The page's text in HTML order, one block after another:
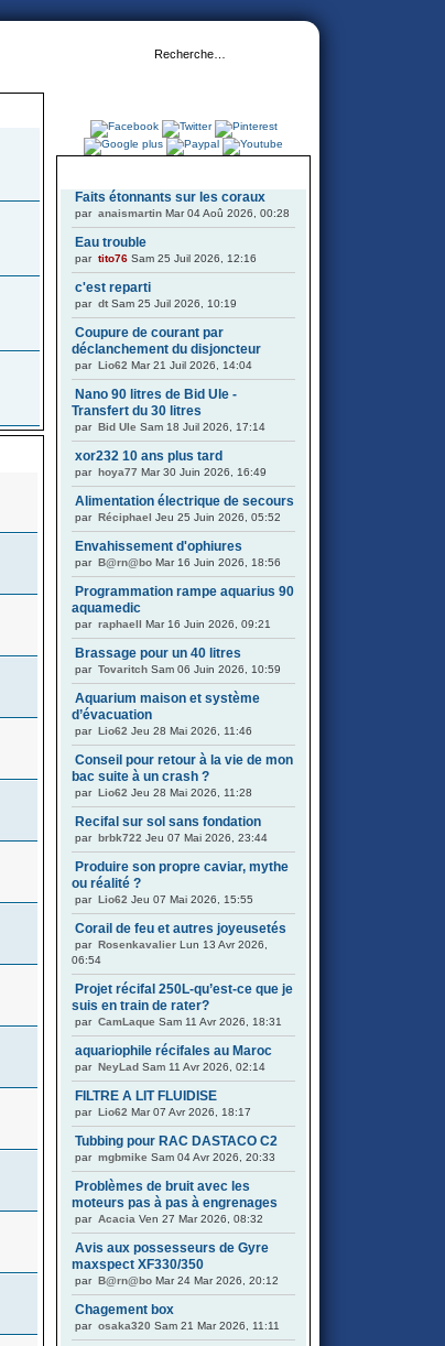
Faits étonnants sur les coraux
par anaismartin Mar 04 Aoû 2026, 00:28
Eau trouble
par tito76 Sam 25 Juil 2026, 12:16
c'est reparti
par dt Sam 25 Juil 2026, 10:19
Coupure de courant par
déclanchement du disjoncteur
par Lio62 Mar 21 Juil 2026, 14:04
Nano 90 litres de Bid Ule -
Transfert du 30 litres
par Bid Ule Sam 18 Juil 2026, 17:14
xor232 10 ans plus tard
par hoya77 Mar 30 Juin 2026, 16:49
Alimentation électrique de secours
par Réciphael Jeu 25 Juin 2026, 05:52
Envahissement d'ophiures
par B@rn@bo Mar 16 Juin 2026, 18:56
Programmation rampe aquarius 90
aquamedic
par raphaell Mar 16 Juin 2026, 09:21
Brassage pour un 40 litres
par Tovaritch Sam 06 Juin 2026, 10:59
Aquarium maison et système
d’évacuation
par Lio62 Jeu 28 Mai 2026, 11:46
Conseil pour retour à la vie de mon
bac suite à un crash ?
par Lio62 Jeu 28 Mai 2026, 11:28
Recifal sur sol sans fondation
par brbk722 Jeu 07 Mai 2026, 23:44
Produire son propre caviar, mythe
ou réalité ?
par Lio62 Jeu 07 Mai 2026, 15:55
Corail de feu et autres joyeusetés
par Rosenkavalier Lun 13 Avr 2026,
06:54
Projet récifal 250L-qu’est-ce que je
suis en train de rater?
par CamLaque Sam 11 Avr 2026, 18:31
aquariophile récifales au Maroc
par NeyLad Sam 11 Avr 2026, 02:14
FILTRE A LIT FLUIDISE
par Lio62 Mar 07 Avr 2026, 18:17
Tubbing pour RAC DASTACO C2
par mgbmike Sam 04 Avr 2026, 20:33
Problèmes de bruit avec les
moteurs pas à pas à engrenages
par Acacia Ven 27 Mar 2026, 08:32
Avis aux possesseurs de Gyre
maxspect XF330/350
par B@rn@bo Mar 24 Mar 2026, 20:12
Chagement box
par osaka320 Sam 21 Mar 2026, 11:11